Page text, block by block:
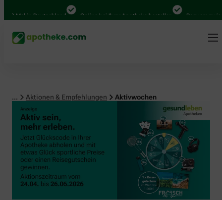
Mal in Deutschland Online bei Ihrer Apotheke bestellen Bequem
... Aktionen & Empfehlungen Aktivwochen